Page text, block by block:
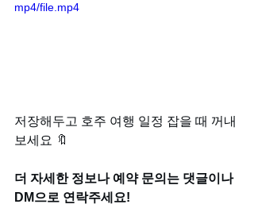
mp4/file.mp4
저장해두고 호주 여행 일정 잡을 때 꺼내
보세요 🔖
더 자세한 정보나 예약 문의는 댓글이나
DM으로 연락주세요!